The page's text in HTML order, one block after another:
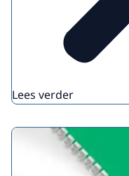
Lees verder